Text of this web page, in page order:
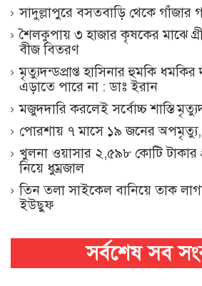
সাদুল্লাপুরে বসতবাড়ি থেকে গাঁজার
শৈলকুপায় ৩ হাজার কৃষকের মাঝে
বীজ বিতরণ
মৃত্যুদন্ডপ্রাপ্ত হাসিনার হুমকি
এড়াতে পারে না : ডাঃ ইরান
মজুদদারি করলেই সর্বোচ্চ শাস্তি
পোরশায় ৭ মাসে ১৯ জনের অপমৃত্যু,
খুলনা ওয়াসার ২,৫৯৮ কোটি টাকার
নিয়ে ধুম্রজাল
তিন তলা সাইকেল বানিয়ে তাক
ইউছুফ